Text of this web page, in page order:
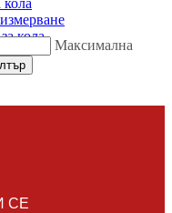
кола
Максимална
elit, sed do ore magna
СЕ